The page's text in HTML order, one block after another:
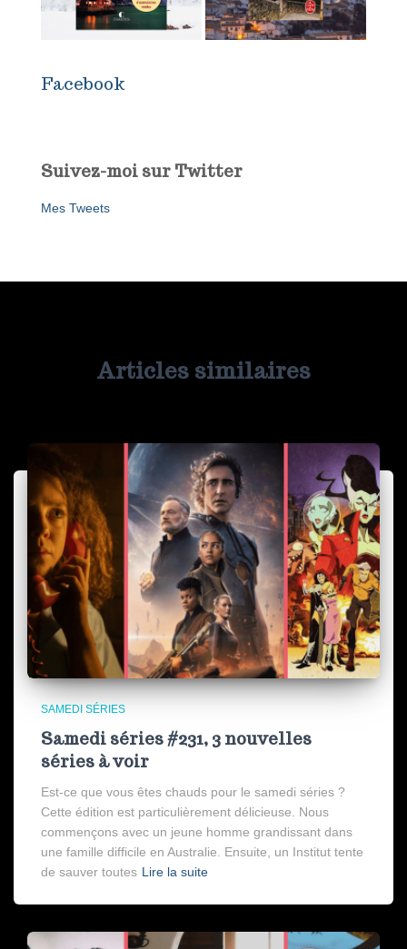
Facebook
Suivez-moi sur Twitter
Mes Tweets
Articles similaires
SAMEDI SÉRIES
Samedi séries #231, 3 nouvelles
séries à voir
Est-ce que vous êtes chauds pour le samedi séries ?
Cette édition est particulièrement délicieuse. Nous
commençons avec un jeune homme grandissant dans
une famille difficile en Australie. Ensuite, un Institut tente
de sauver toutes Lire la suite